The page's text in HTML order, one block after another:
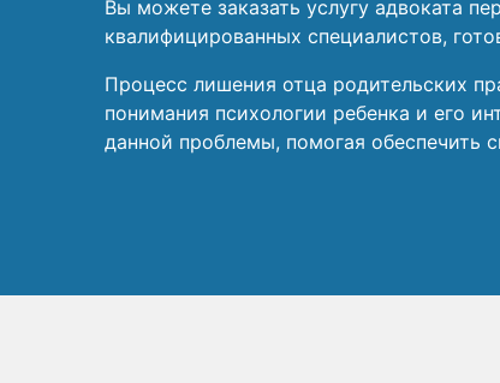
Вы можете заказать услугу адвоката
квалифицированных специалистов,
Процесс лишения отца родительских
понимания психологии ребенка и его
данной проблемы, помогая обеспечить